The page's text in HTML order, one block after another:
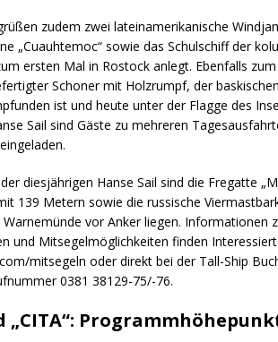
zudem zwei lateinamerikanische
„Cuauhtemoc“ sowie das Schulschiff der
ersten Mal in Rostock anlegt. Ebenfalls
Schoner mit Holzrumpf, der
ist und heute unter der Flagge des
Sail sind Gäste zu mehreren
diesjährigen Hanse Sail sind die Fregatte
139 Metern sowie die russische
vor Anker liegen. Informationen
und Mitsegelmöglichkeiten finden
mitsegeln oder direkt bei der Tall-Ship
0381 38129-75/-76.
„CITA“: